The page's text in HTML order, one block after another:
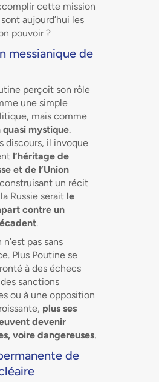
cette mission
aujourd’hui les
pouvoir ?
messianique de
perçoit son rôle
une simple
mais comme
quasi mystique.
discours, il invoque
l’héritage de
et de l’Union
un récit
Russie serait le
contre un
.
pas sans
Plus Poutine se
à des échecs
sanctions
ou à une opposition
plus ses
devenir
voire dangereuses.
de